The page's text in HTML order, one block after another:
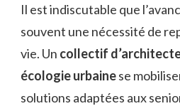
Il est indiscutable que
souvent une nécessité de
vie. Un collectif
écologie urbainese
solutions adaptées aux